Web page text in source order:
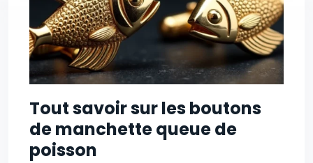
Tout savoir sur les boutons
de manchette queue de
poisson